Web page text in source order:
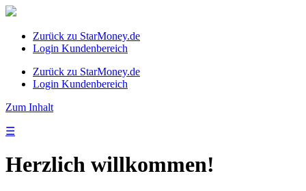
Zurück zu StarMoney.de
Login Kundenbereich
Zurück zu StarMoney.de
Login Kundenbereich
Zum Inhalt
☰
Herzlich willkommen!